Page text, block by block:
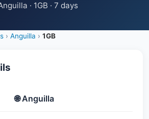
· 1GB · 7 days
› Anguilla › 1GB
🌐Anguilla